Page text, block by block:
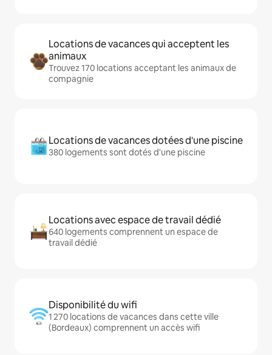
Locations de vacances qui acceptent les
animaux
Trouvez 170 locations acceptant les animaux de
compagnie
Locations de vacances dotées d'une piscine
380 logements sont dotés d'une piscine
Locations avec espace de travail dédié
640 logements comprennent un espace de
travail dédié
Disponibilité du wifi
1 270 locations de vacances dans cette ville
(Bordeaux) comprennent un accès wifi